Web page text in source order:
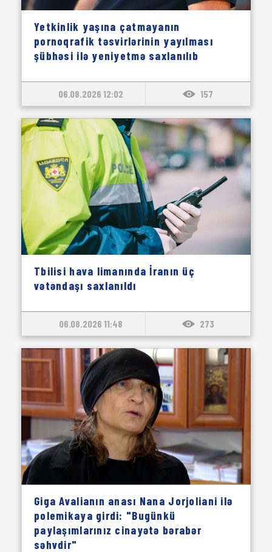
Yetkinlik yaşına çatmayanın
pornoqrafik təsvirlərinin yayılması
şübhəsi ilə yeniyetmə saxlanılıb
06.08.2026 12:02 157
Tbilisi hava limanında İranın üç
vətəndaşı saxlanıldı
06.08.2026 11:48 273
Giga Avalianın anası Nana Jorjoliani ilə
polemikaya girdi: "Bugünkü
paylaşımlarınız cinayətə bərabər
səhvdir"